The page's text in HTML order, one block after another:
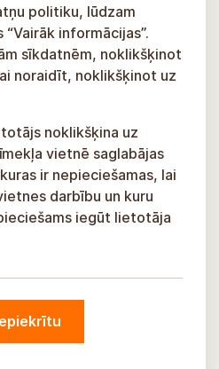
politiku, lūdzam
informācijas”.
sīkdatnēm, noklikšķinot
noraidīt, noklikšķinot uz
noklikšķina uz
vietnē saglabājas
ir nepieciešamas, lai
darbību un kuru
iegūt lietotāja